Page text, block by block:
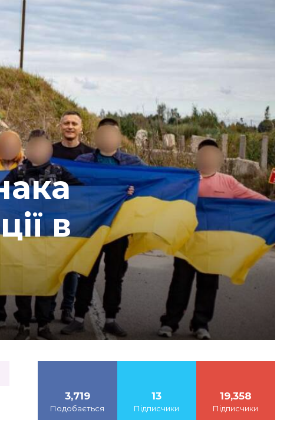
в
3,719
Подобається
13
Підписчики
19,358
Підписчики